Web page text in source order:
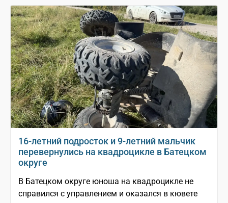
16-летний подросток и 9-летний мальчик
перевернулись на квадроцикле в Батецком
округе
В Батецком округе юноша на квадроцикле не
справился с управлением и оказался в кювете